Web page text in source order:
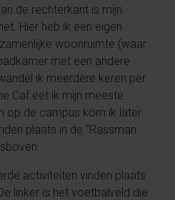
de rechterkant is mijn
Hier heb ik een eigen
woonruimte (waar
met een andere
ik meerdere keren per
Caf eet ik mijn meeste
op de campus kom ik later
plaats in de “Rassman
activiteiten vinden plaats
linker is het voetbalveld die